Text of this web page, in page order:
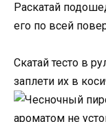
Раскатай
его по всей
Скатай тесто в
заплети их в